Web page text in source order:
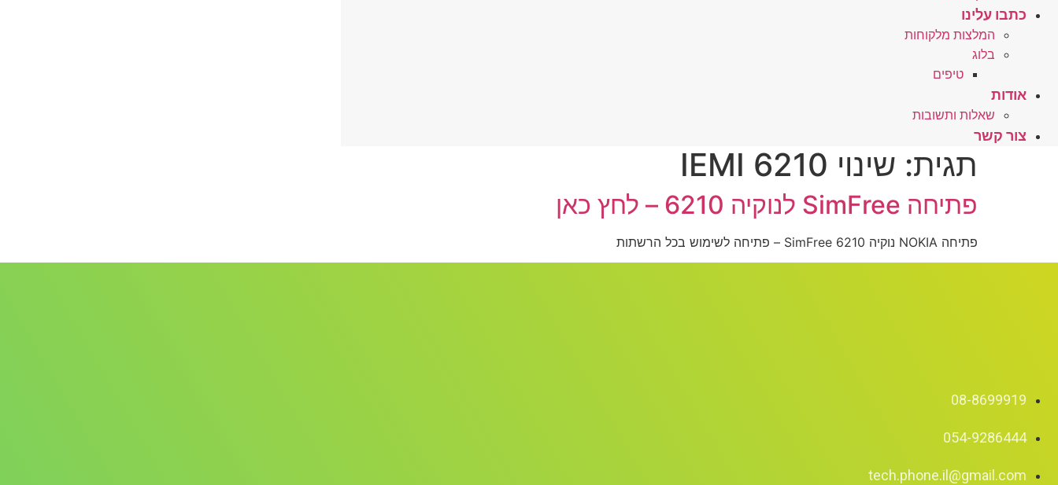
כתבו עלינו
המלצות מלקוחות
בלוג
טיפים
אודות
שאלות ותשובות
צור קשר
תגית: שינוי IEMI 6210
פתיחה SimFree לנוקיה 6210 – לחץ כאן
פתיחה NOKIA נוקיה 6210 SimFree – פתיחה לשימוש בכל הרשתות
08-8699919
054-9286444
tech.phone.il@gmail.com